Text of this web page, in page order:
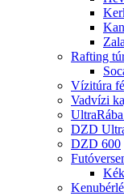
Zala
Rafting
Vízitúra
Vadvízi
DZD
DZD 600